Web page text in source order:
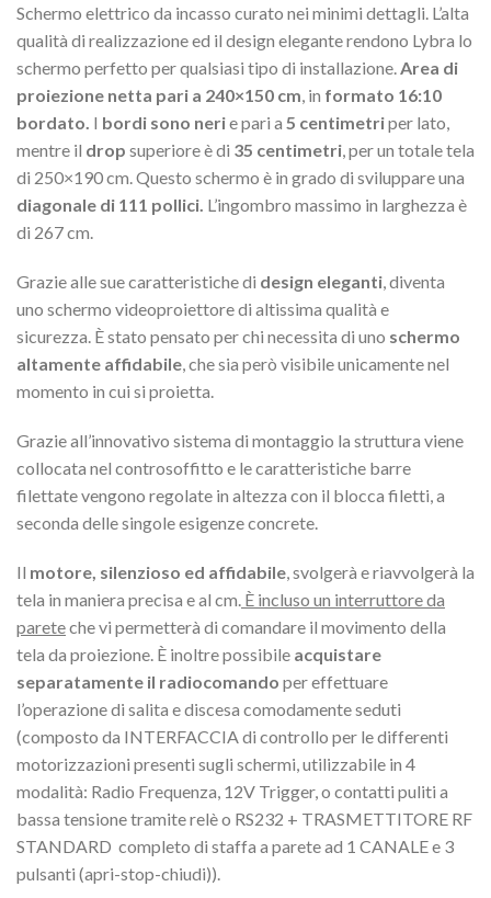
Schermo elettrico da incasso curato nei minimi dettagli. L’alta
qualità di realizzazione ed il design elegante rendono Lybra lo
schermo perfetto per qualsiasi tipo di installazione. Area di
proiezione netta pari a 240×150 cm , in formato 16:10
bordato. I bordi sono nerie pari a 5 centimetriper lato,
mentre il drop superiore è di 35 centimetri , per un totale tela
di 250×190 cm. Questo schermo è in grado di sviluppare una
diagonale di 111 pollici. L’ingombro massimo in larghezza è
di 267 cm.
Grazie alle sue caratteristiche di design eleganti , diventa
uno schermo videoproiettore di altissima qualità e
sicurezza. È stato pensato per chi necessita di uno schermo
altamente affidabile , che sia però visibile unicamente nel
momento in cui si proietta.
Grazie all’innovativo sistema di montaggio la struttura viene
collocata nel controsoffitto e le caratteristiche barre
filettate vengono regolate in altezza con il blocca filetti, a
seconda delle singole esigenze concrete.
Il motore, silenzioso ed affidabile , svolgerà e riavvolgerà la
tela in maniera precisa e al cm. È incluso un interruttore da
pareteche vi permetterà di comandare il movimento della
tela da proiezione. È inoltre possibile acquistare
separatamente il radiocomando per effettuare
l’operazione di salita e discesa comodamente seduti
(composto da INTERFACCIA di controllo per le differenti
motorizzazioni presenti sugli schermi, utilizzabile in 4
modalità: Radio Frequenza, 12V Trigger, o contatti puliti a
bassa tensione tramite relè o RS232 + TRASMETTITORE RF
STANDARD completo di staffa a parete ad 1 CANALE e 3
pulsanti (apri-stop-chiudi)).